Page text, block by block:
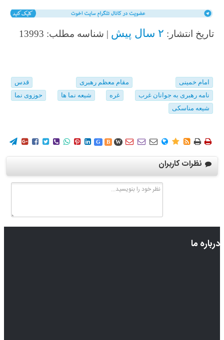
تاریخ انتشار: ۲ سال پیش | شناسه مطلب: 13993
امام خمینی مقام معظم رهبری
قدس
نامه رهبری به جوانان غرب
غره شیعه نما ها
حوزوی نما
شیعه مناسکی
        G B W        
نظرات کاربران
درباره ما